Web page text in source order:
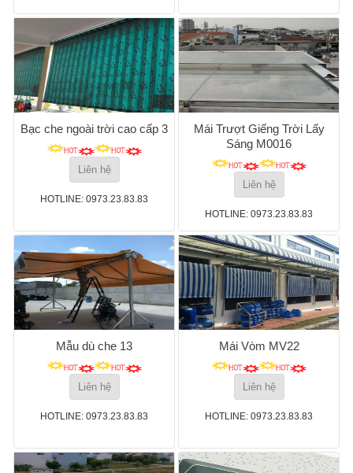
Bạc che ngoài trời cao cấp 3
Liên hệ
HOTLINE: 0973.23.83.83
Mái Trượt Giếng Trời Lấy
Sáng M0016
Liên hệ
HOTLINE: 0973.23.83.83
Mẫu dù che 13
Liên hệ
HOTLINE: 0973.23.83.83
Mái Vòm MV22
Liên hệ
HOTLINE: 0973.23.83.83